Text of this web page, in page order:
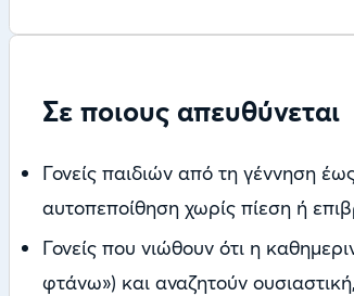
Σε ποιους απευθύνεται
Γονείς παιδιών από τη γέννηση
αυτοπεποίθηση χωρίς πίεση ή
Γονείς που νιώθουν ότι η
φτάνω») και αναζητούν